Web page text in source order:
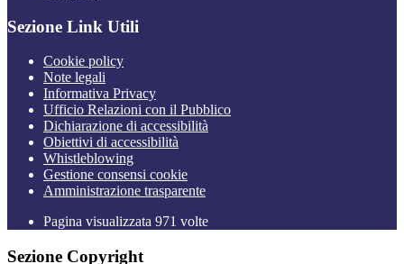
Sezione Link Utili
Cookie policy
Note legali
Informativa Privacy
Ufficio Relazioni con il Pubblico
Dichiarazione di accessibilità
Obiettivi di accessibilità
Whistleblowing
Gestione consensi cookie
Amministrazione trasparente
Pagina visualizzata 971 volte
Sezione Copyright